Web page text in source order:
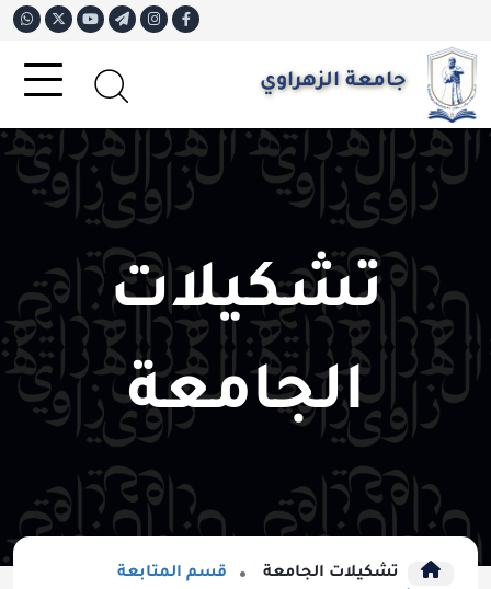
جامعة الزهراوي
تشكيلات
الجامعة
تشكيلات الجامعة
قسم المتابعة